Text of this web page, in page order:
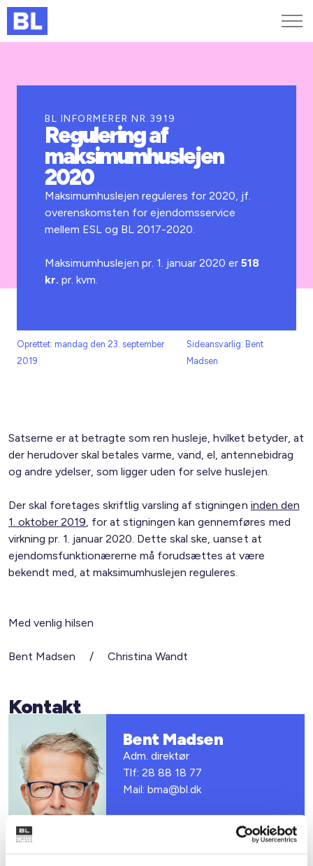
Kurser og arrangementer
Jobportalen
BL INFORMERER NR.3919
Regulering af
maksimumhuslejen
2020
Maksimumhuslejen reguleres for 2020, jf.
overenskomsten for ejendomsservice
mellem ESL og BL 2017-2020.
Maksimumhuslejen pr. 1. januar 2020 er518
kr. pr. kvm.
Oprettet: mandag den 23. september
2019
Sideansvarlig: Bent
Madsen
Satserne er at betragte som ren husleje, hvilket betyder, at
der herudover skal betales varme, vand, el, antennebidrag
og andre ydelser, som ligger uden for selve huslejen.
Der skal foretages skriftlig varsling af stigningen inden den
1. oktober 2019, for at stigningen kan gennemføres med
virkning pr. 1. januar 2020. Dette skal ske, uanset at
ejendomsfunktionærerne må forudsættes at være
bekendt med, at maksimumhuslejen reguleres.
Med venlig hilsen
Bent Madsen / Christina Wandt
Kontakt
Bent Madsen
Adm. direktør
Tlf: 28 88 18 77
Mail: bma@bl.dk